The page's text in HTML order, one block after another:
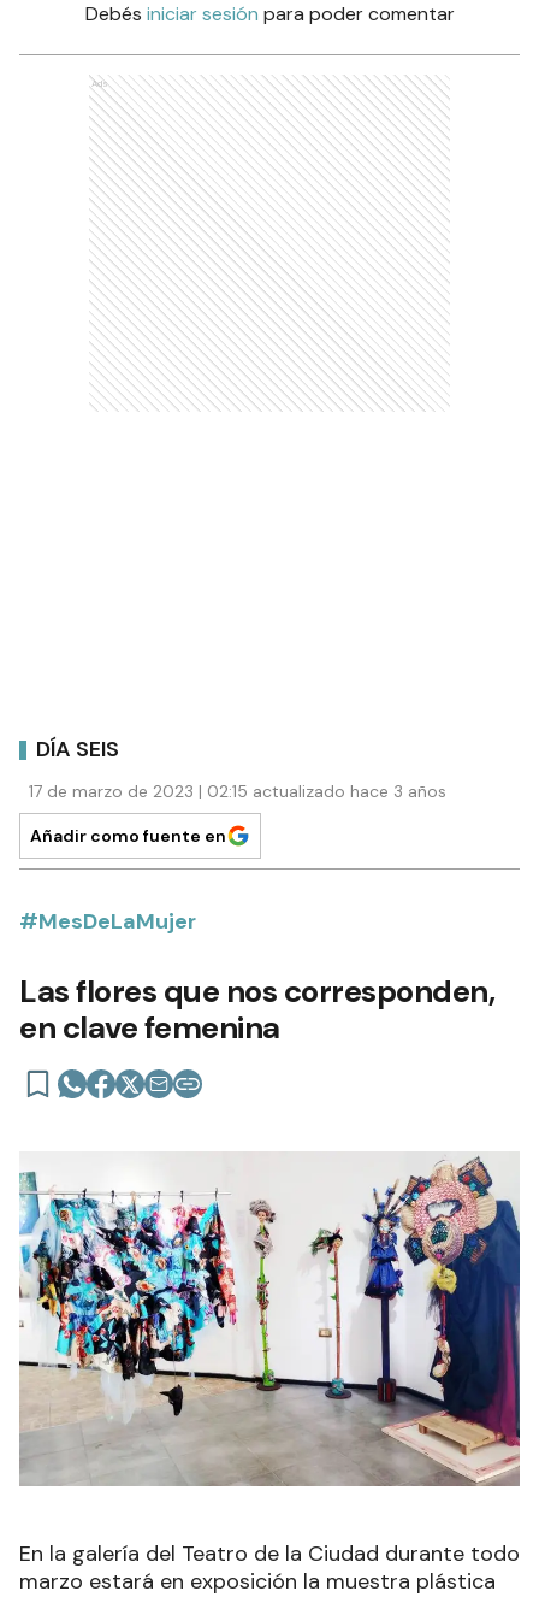
Debés iniciar sesión para poder comentar
Ads
DÍA SEIS
17 de marzo de 2023 | 02:15 actualizado hace 3 años
Añadir como fuente en
#MesDeLaMujer
Las flores que nos corresponden,
en clave femenina
En la galería del Teatro de la Ciudad durante todo
marzo estará en exposición la muestra plástica